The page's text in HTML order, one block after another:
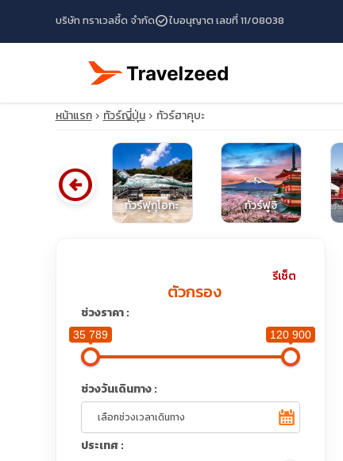
บริษัท ทราเวลซี้ด จำกัดcheck_circleใบอนุญาต เลขที่ 11/08038
หน้าแรก ทัวร์ญี่ปุ่น ทัวร์ฮาคุบะ
โปรไฟไหม้ญี่ปุ่น ทัวร์ฟุกุโอกะ ทัวร์ฟูจิ
arrow_circle_left
รีเซ็ต
ตัวกรอง
ช่วงราคา :
35 789 120 900
ช่วงวันเดินทาง :
ประเทศ :